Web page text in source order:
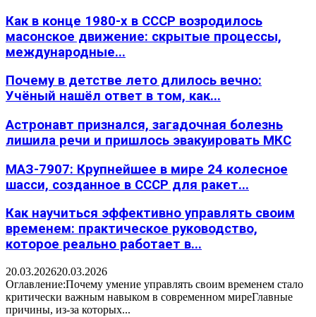
Как в конце 1980-х в СССР возродилось
масонское движение: скрытые процессы,
международные...
Почему в детстве лето длилось вечно:
Учёный нашёл ответ в том, как...
Астронавт признался, загадочная болезнь
лишила речи и пришлось эвакуировать МКС
МАЗ-7907: Крупнейшее в мире 24 колесное
шасси, созданное в СССР для ракет...
Как научиться эффективно управлять своим
временем: практическое руководство,
которое реально работает в...
20.03.202620.03.2026
Оглавление:Почему умение управлять своим временем стало
критически важным навыком в современном миреГлавные
причины, из-за которых...